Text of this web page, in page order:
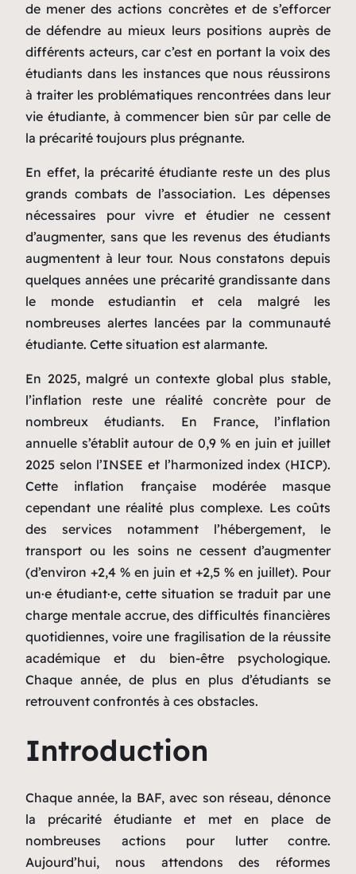
de mener des actions concrètes et de s’efforcer
de défendre au mieux leurs positions auprès de
différents acteurs, car c’est en portant la voix des
étudiants dans les instances que nous réussirons
à traiter les problématiques rencontrées dans leur
vie étudiante, à commencer bien sûr par celle de
la précarité toujours plus prégnante.
En effet, la précarité étudiante reste un des plus
grands combats de l’association. Les dépenses
nécessaires pour vivre et étudier ne cessent
d’augmenter, sans que les revenus des étudiants
augmentent à leur tour. Nous constatons depuis
quelques années une précarité grandissante dans
le monde estudiantin et cela malgré les
nombreuses alertes lancées par la communauté
étudiante. Cette situation est alarmante.
En 2025, malgré un contexte global plus stable,
l’inflation reste une réalité concrète pour de
nombreux étudiants. En France, l’inflation
annuelle s’établit autour de 0,9 % en juin et juillet
2025 selon l’INSEE et l’harmonized index (HICP).
Cette inflation française modérée masque
cependant une réalité plus complexe. Les coûts
des services notamment l’hébergement, le
transport ou les soins ne cessent d’augmenter
(d’environ +2,4 % en juin et +2,5 % en juillet). Pour
un·e étudiant·e, cette situation se traduit par une
charge mentale accrue, des difficultés financières
quotidiennes, voire une fragilisation de la réussite
académique et du bien-être psychologique.
Chaque année, de plus en plus d’étudiants se
retrouvent confrontés à ces obstacles.
Introduction
Chaque année, la BAF, avec son réseau, dénonce
la précarité étudiante et met en place de
nombreuses actions pour lutter contre.
Aujourd’hui, nous attendons des réformes